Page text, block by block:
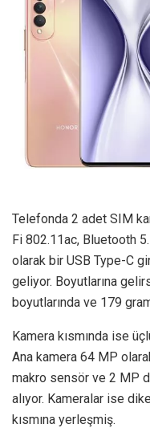
Telefonda 2 adet SIM
Fi 802.11ac, Bluetooth
olarak bir USB Type-C
geliyor. Boyutlarına
boyutlarında ve 179 gram
Kamera kısmında ise
Ana kamera 64 MP
makro sensör ve 2 MP
alıyor. Kameralar ise
kısmına yerleşmiş.